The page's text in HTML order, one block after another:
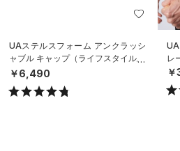
UAステルスフォーム アンクラッシ
ャブル キャップ（ライフスタイル/U
NISEX）
￥6,490
レ